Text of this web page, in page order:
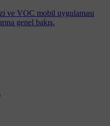
ve VOC mobil uygulaması
genel bakış.